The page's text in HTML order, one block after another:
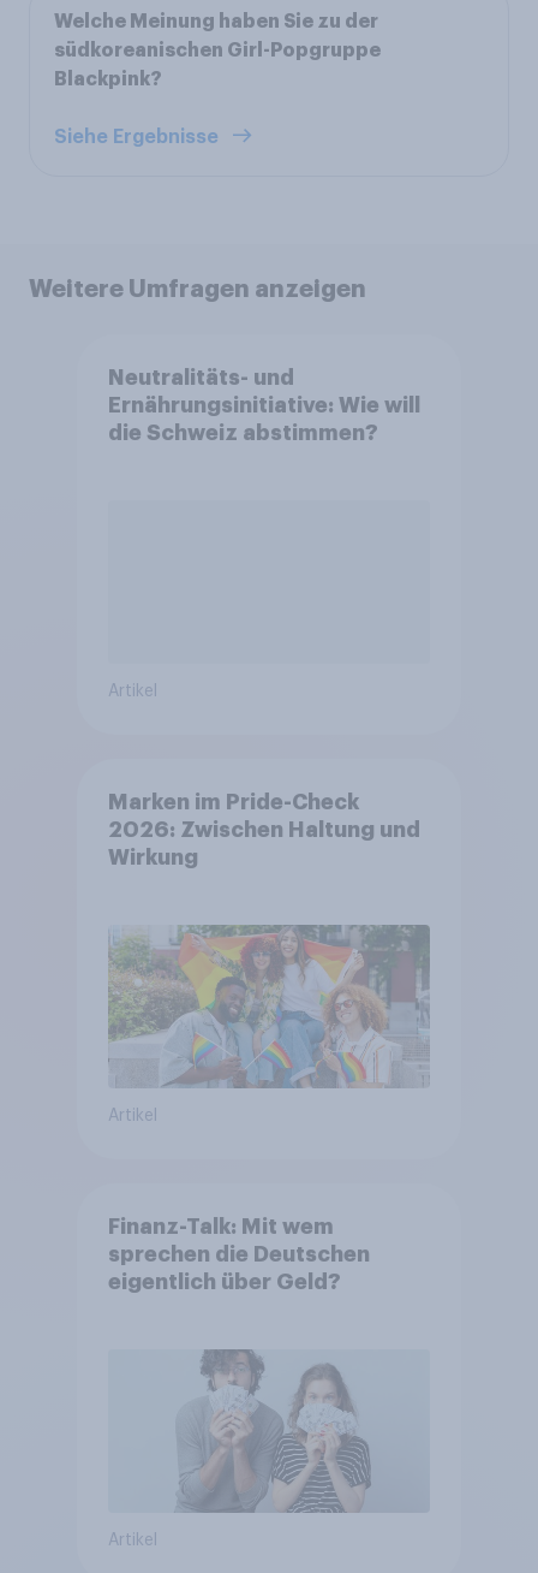
Welche Meinung haben Sie zu der
südkoreanischen Girl-Popgruppe
Blackpink?
Siehe Ergebnisse
Weitere Umfragen anzeigen
Neutralitäts- und
Ernährungsinitiative: Wie will
die Schweiz abstimmen?
Artikel
Marken im Pride-Check
2026: Zwischen Haltung und
Wirkung
Artikel
Finanz-Talk: Mit wem
sprechen die Deutschen
eigentlich über Geld?
Artikel